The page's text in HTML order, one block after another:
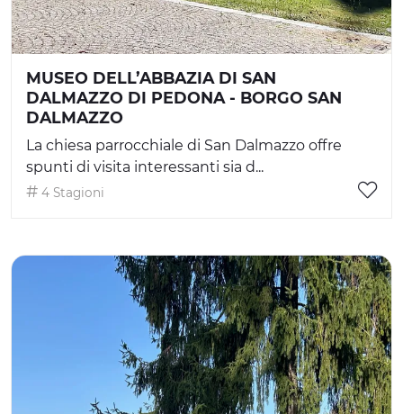
MUSEO DELL’ABBAZIA DI SAN
DALMAZZO DI PEDONA - BORGO SAN
DALMAZZO
La chiesa parrocchiale di San Dalmazzo offre
spunti di visita interessanti sia d...
4 Stagioni